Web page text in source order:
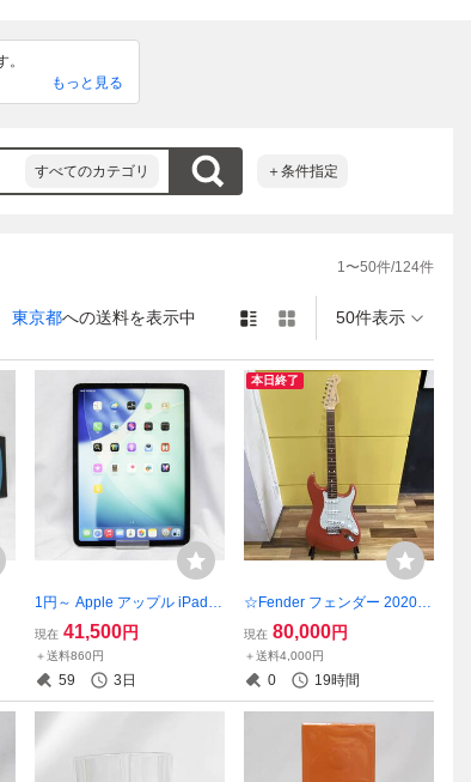
。
でご安心下さ
【商品代金+送料
品の追加購入、不
もっと見る
すべてのカテゴリ ＋条件指定
1〜50件/124件
東京都への送料を表示中 50件表示
1円～ Apple アップル iPad P
ro 11インチ 第4世代 MNYC3
J/A Wi-Fi+Cellular 128GB ス
ペースグレイ 初期化済 doco
mo ○ 2603-K0328M(NT)
現在 41,500円
＋送料860円
59 3日
本日終了
☆Fender フェンダー 2020 C
ollection Japan Traditional 6
0s Stratocaster ストラトキャ
スター ギター 2604-K0341
K(NT)
現在 80,000円
＋送料4,000円
0 19時間